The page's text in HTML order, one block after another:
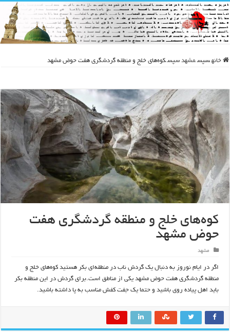
خانه سپس مشهد سپس کوه‌های خلج و منطقه گردشگری هفت حوض مشهد
کوه‌های خلج و منطقه گردشگری هفت
حوض مشهد
مشهد
اگر در ایام نوروز به دنبال یک گردش ناب در منطقه‌ای بکر هستید کوه‌های خلج و
منطقه گردشگری هفت حوض مشهد یکی از مناطق است.برای گردش در این منطقه بکر
باید اهل پیاده روی باشید و حتما یک جفت کفش مناسب به پا داشته باشید.